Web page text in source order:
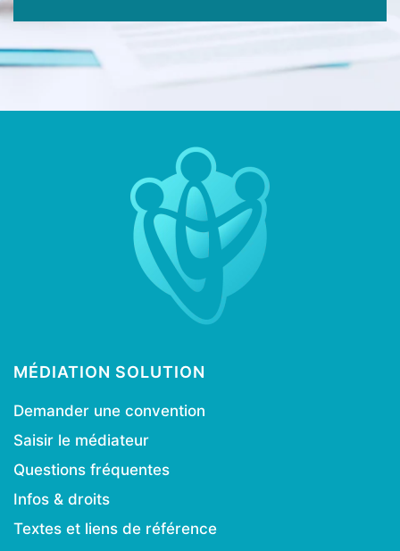
MÉDIATION SOLUTION
Demander une convention
Saisir le médiateur
Questions fréquentes
Infos & droits
Textes et liens de référence